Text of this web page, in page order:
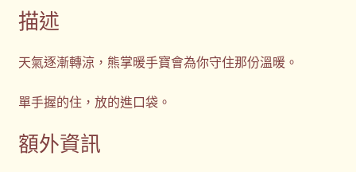
描述
天氣逐漸轉涼，熊掌暖手寶會為你守住那份溫暖。
單手握的住，放的進口袋。
額外資訊